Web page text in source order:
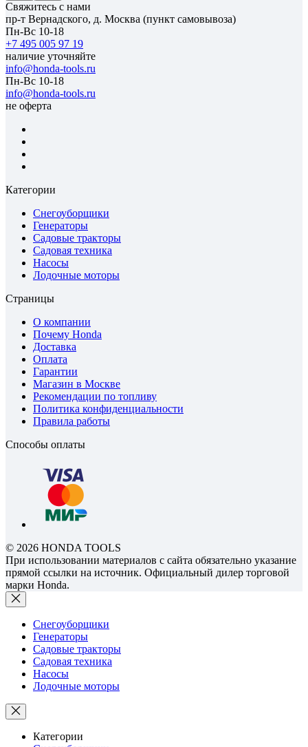
Свяжитесь с нами
пр-т Вернадского, д. Москва (пункт самовывоза)
Пн-Вс 10-18
+7 495 005 97 19
наличие уточняйте
info@honda-tools.ru
Пн-Вс 10-18
info@honda-tools.ru
не оферта
Категории
Снегоуборщики
Генераторы
Садовые тракторы
Садовая техника
Насосы
Лодочные моторы
Страницы
О компании
Почему Honda
Доставка
Оплата
Гарантии
Магазин в Москве
Рекомендации по топливу
Политика конфиденциальности
Правила работы
Способы оплаты
© 2026 HONDA TOOLS
При использовании материалов с сайта обязательно указание
прямой ссылки на источник. Официальный дилер торговой
марки Honda.
Снегоуборщики
Генераторы
Садовые тракторы
Садовая техника
Насосы
Лодочные моторы
Категории